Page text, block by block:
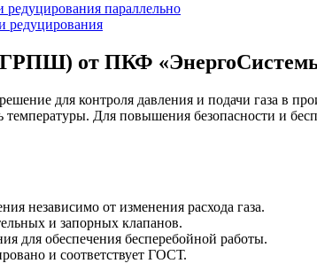
параллельно
редуцирования
от ПКФ
для контроля давления и подачи газа в
температуры. Для повышения безопасности и
независимо от изменения расхода газа.
и запорных клапанов.
для обеспечения бесперебойной работы.
и соответствует ГОСТ.